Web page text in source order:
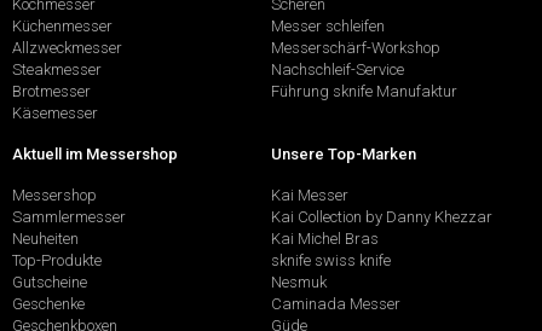
Kochmesser
Küchenmesser
Allzweckmesser
Steakmesser
Brotmesser
Käsemesser
Scheren
Messer schleifen
Messerschärf-Workshop
Nachschleif-Service
Führung sknife Manufaktur
Aktuell im Messershop
Messershop
Sammlermesser
Neuheiten
Top-Produkte
Gutscheine
Geschenke
Geschenkboxen
Unsere Top-Marken
Kai Messer
Kai Collection by Danny Khezzar
Kai Michel Bras
sknife swiss knife
Nesmuk
Caminada Messer
Güde